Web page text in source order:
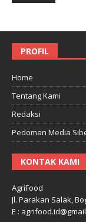
PROFIL
Home
Tentang Kami
Redaksi
Pedoman Media
KONTAK KAMI
AgriFood
Jl. Parakan Salak,
E :